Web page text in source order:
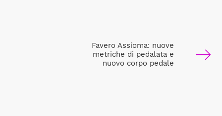
Favero Assioma: nuove
metriche di pedalata e
nuovo corpo pedale